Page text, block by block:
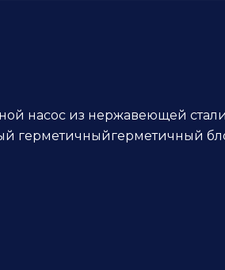
насос из нержавеющей
герметичныйгерметичный